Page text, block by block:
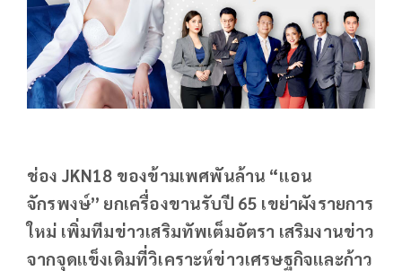
ช่อง JKN18 ของข้ามเพศพันล้าน “แอน
จักรพงษ์” ยกเครื่องขานรับปี 65 เขย่าผังรายการ
ใหม่ เพิ่มทีมข่าวเสริมทัพเต็มอัตรา เสริมงานข่าว
จากจุดแข็งเดิมที่วิเคราะห์ข่าวเศรษฐกิจและก้าว